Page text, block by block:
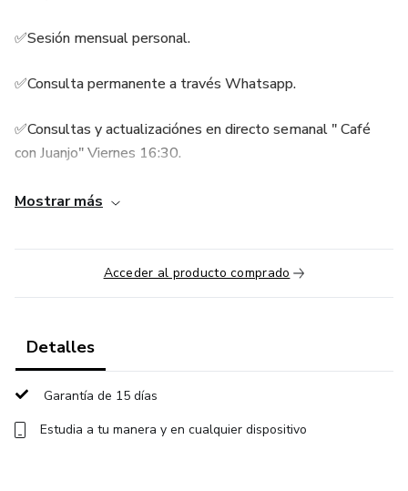
✅Sesión mensual personal.
✅Consulta permanente a través Whatsapp.
✅Consultas y actualizaciónes en directo semanal " Café
con Juanjo" Viernes 16:30.
Con el consultor y mentor Juanjo Amengual, experto en
con la experiencia de haber realizado más de 1000 planes
de marketing y gestionado más de 500 perfiles
profesionales y de empresa en Linkedin.
📌 Objetivo: Influenciar, captar clientes, posicionar la marca
oportunidades reales, pero:
Mostrar más
Acceder al producto comprado
Detalles
Garantía de 15 días
Estudia a tu manera y en cualquier dispositivo